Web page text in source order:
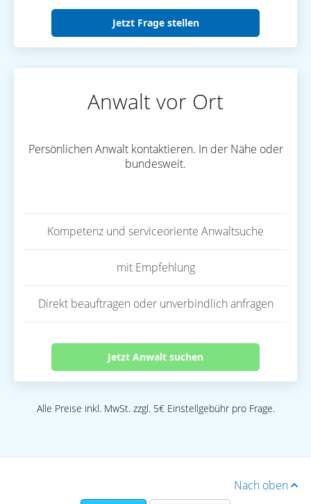
Jetzt Frage stellen
Anwalt vor Ort
Persönlichen Anwalt kontaktieren. In der Nähe oder
bundesweit.
Kompetenz und serviceoriente Anwaltsuche
mit Empfehlung
Direkt beauftragen oder unverbindlich anfragen
Jetzt Anwalt suchen
Alle Preise inkl. MwSt. zzgl. 5€ Einstellgebühr pro Frage.
Nach oben